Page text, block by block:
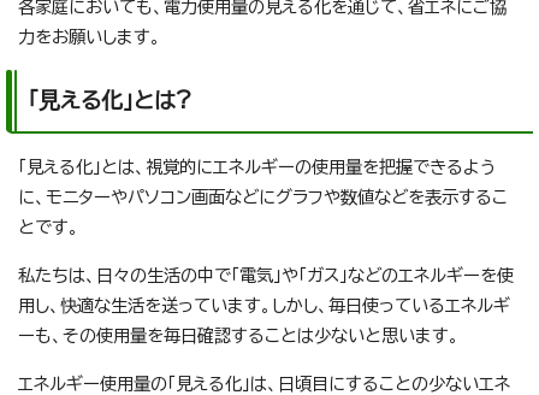
各家庭においても、電力使用量の見える化を通じて、省エネにご協
力をお願いします。
「見える化」とは?
「見える化」とは、視覚的にエネルギーの使用量を把握できるよう
に、モニターやパソコン画面などにグラフや数値などを表示するこ
とです。
私たちは、日々の生活の中で「電気」や「ガス」などのエネルギーを使
用し、快適な生活を送っています。しかし、毎日使っているエネルギ
ーも、その使用量を毎日確認することは少ないと思います。
エネルギー使用量の「見える化」は、日頃目にすることの少ないエネ